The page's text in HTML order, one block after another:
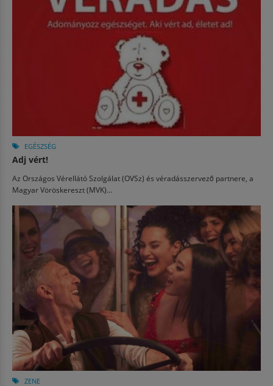
EGÉSZSÉG
Adj vért!
Az Országos Vérellátó Szolgálat (OVSz) és véradásszervező partnere, a
Magyar Vöröskereszt (MVK)...
ZENE